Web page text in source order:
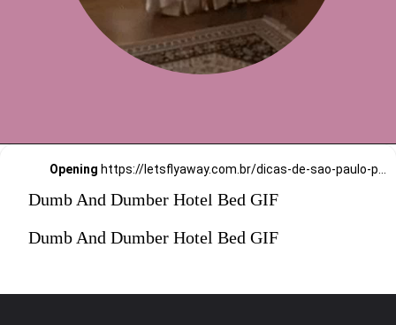
Opening
Dumb And Dumber Hotel Bed GIF
Dumb And Dumber Hotel Bed GIF